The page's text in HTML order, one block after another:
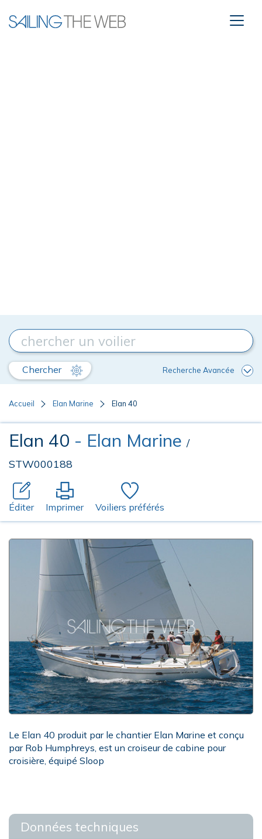
Chercher Recherche Avancée
Accueil Elan Marine Elan 40
Elan 40 - Elan Marine /
STW000188
Éditer Imprimer Voiliers préférés
Le Elan 40 produit par le chantier Elan Marine et conçu
par Rob Humphreys, est un croiseur de cabine pour
croisière, équipé Sloop
Données techniques